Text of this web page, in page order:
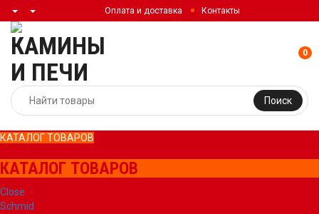
Оплата и доставка Контакты
Поиск
0
КАТАЛОГ ТОВАРОВ
КАТАЛОГ ТОВАРОВ
Close
Schmid